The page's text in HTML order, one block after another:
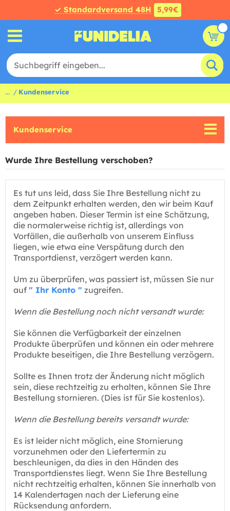
✓ Standardversand 48H 5,99€
... Kundenservice
Kundenservice
Wurde Ihre Bestellung verschoben?
Es tut uns leid, dass Sie Ihre Bestellung nicht zu
dem Zeitpunkt erhalten werden, den wir beim Kauf
angeben haben. Dieser Termin ist eine Schätzung,
die normalerweise richtig ist, allerdings von
Vorfällen, die außerhalb von unserem Einfluss
liegen, wie etwa eine Verspätung durch den
Transportdienst, verzögert werden kann.
Um zu überprüfen, was passiert ist, müssen Sie nur
auf " Ihr Konto " zugreifen.
Wenn die Bestellung noch nicht versandt wurde:
Sie können die Verfügbarkeit der einzelnen
Produkte überprüfen und können ein oder mehrere
Produkte beseitigen, die Ihre Bestellung verzögern.
Sollte es Ihnen trotz der Änderung nicht möglich
sein, diese rechtzeitig zu erhalten, können Sie Ihre
Bestellung stornieren. (Dies ist für Sie kostenlos).
Wenn die Bestellung bereits versandt wurde:
Es ist leider nicht möglich, eine Stornierung
vorzunehmen oder den Liefertermin zu
beschleunigen, da dies in den Händen des
Transportdienstes liegt. Wenn Sie Ihre Bestellung
nicht rechtzeitig erhalten, können Sie innerhalb von
14 Kalendertagen nach der Lieferung eine
Rücksendung anfordern.